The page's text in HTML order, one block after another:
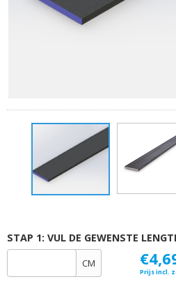
STAP 1: VUL DE GEWENSTE
CM
Prijs incl.